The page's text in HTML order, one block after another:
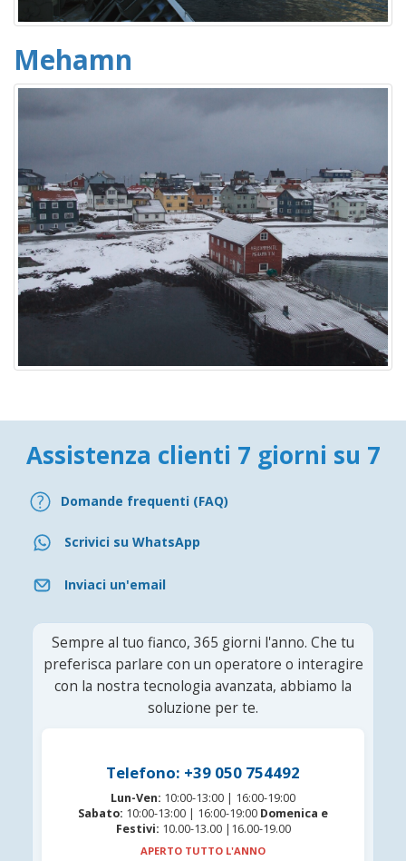
Mehamn
Assistenza clienti 7 giorni su 7
Domande frequenti (FAQ)
Scrivici su WhatsApp
Inviaci un'email
Sempre al tuo fianco, 365 giorni l'anno. Che tu
preferisca parlare con un operatore o interagire
con la nostra tecnologia avanzata, abbiamo la
soluzione per te.
Telefono: +39 050 754492
Lun-Ven: 10:00-13:00 | 16:00-19:00
Sabato: 10:00-13:00 | 16:00-19:00 Domenica e
Festivi: 10.00-13.00 |16.00-19.00
APERTO TUTTO L'ANNO